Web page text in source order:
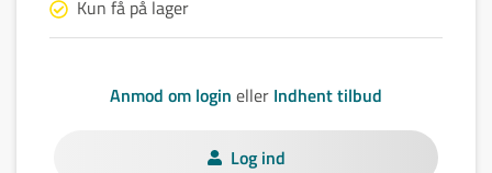
Kun få på lager
Anmod om login eller Indhent tilbud
Log ind